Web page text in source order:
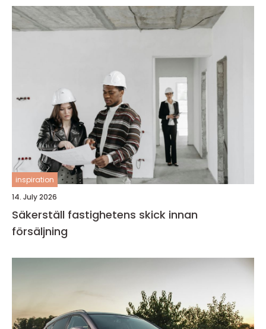
inspiration
14. July 2026
Säkerställ fastighetens skick innan
försäljning